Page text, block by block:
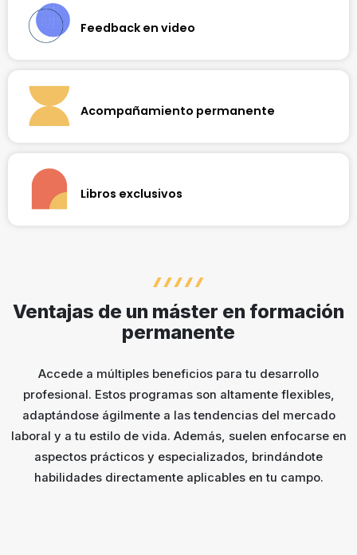
de ideas en tiempo real con el profesor y profesionales de
tu área.
Feedback en video
aprendizaje.
Acompañamiento permanente
soporte especializado.
Libros exclusivos
Ventajas de un máster en formación
permanente
Accede a múltiples beneficios para tu desarrollo
profesional. Estos programas son altamente flexibles,
adaptándose ágilmente a las tendencias del mercado
laboral y a tu estilo de vida. Además, suelen enfocarse en
aspectos prácticos y especializados, brindándote
habilidades directamente aplicables en tu campo.